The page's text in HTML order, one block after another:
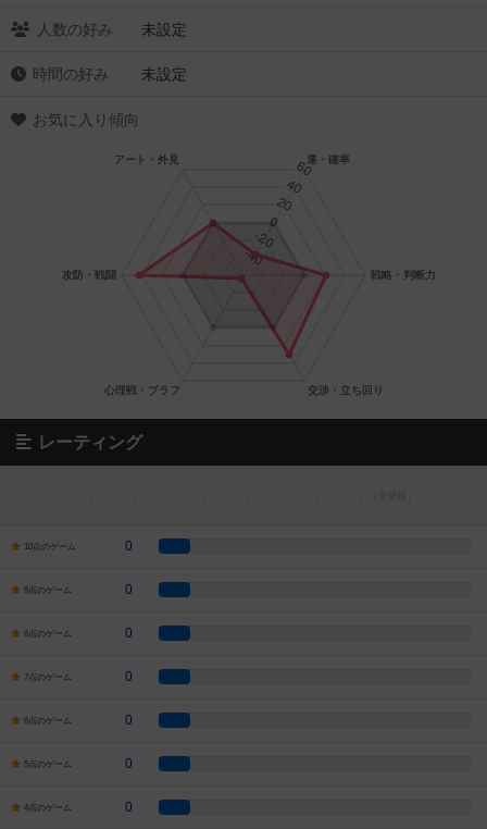
人数の好み 未設定
時間の好み 未設定
お気に入り傾向
レーティング
10点のゲーム 0
9点のゲーム 0
8点のゲーム 0
7点のゲーム 0
6点のゲーム 0
5点のゲーム 0
4点のゲーム 0